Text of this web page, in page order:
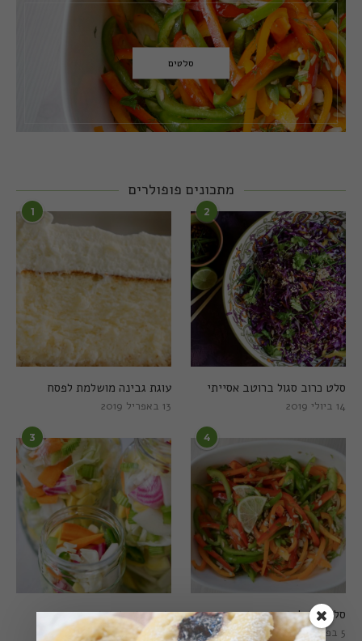
סלטים
מתכונים פופולרים
1
עוגת גבינה מושלמת לפסח
13 באפריל 2019
2
סלט כרוב סגול ברוטב אסייתי
14 ביולי 2019
3
חמוצים מהירים
1 באוגוסט 2022
4
סלט פלפלים טרי וצבעוני
5 בפברואר 2021